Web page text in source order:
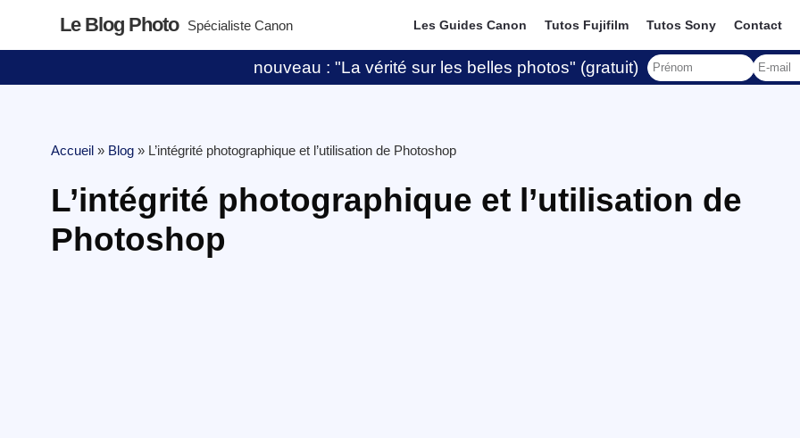
Le Blog Photo Spécialiste Canon Les Guides Canon Tutos Fujifilm Tutos Sony Contact
nouveau : "La vérité sur les belles photos" (gratuit)
Accueil » Blog » L’intégrité photographique et l’utilisation de Photoshop
L’intégrité photographique et l’utilisation de
Photoshop